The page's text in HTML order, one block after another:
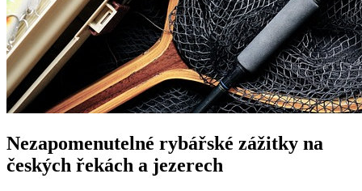
Nezapomenutelné⁣ rybářské⁤ zážitky na
českých řekách a jezerech